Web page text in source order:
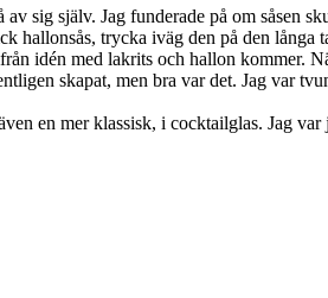
sig själv. Jag funderade på om såsen
hallonsås, trycka iväg den på den
idén med lakrits och hallon kommer.
skapat, men bra var det. Jag var
en mer klassisk, i cocktailglas. Jag